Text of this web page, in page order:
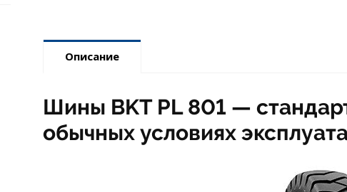
Описание
Шины BKT PL 801 —
обычных условиях